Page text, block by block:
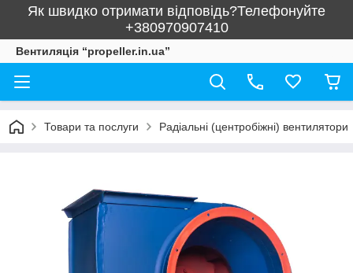
Як швидко отримати відповідь?Телефонуйте
+380970907410
Вентиляція “propeller.in.ua”
Товари та послуги Радіальні (центробіжні) вентилятори